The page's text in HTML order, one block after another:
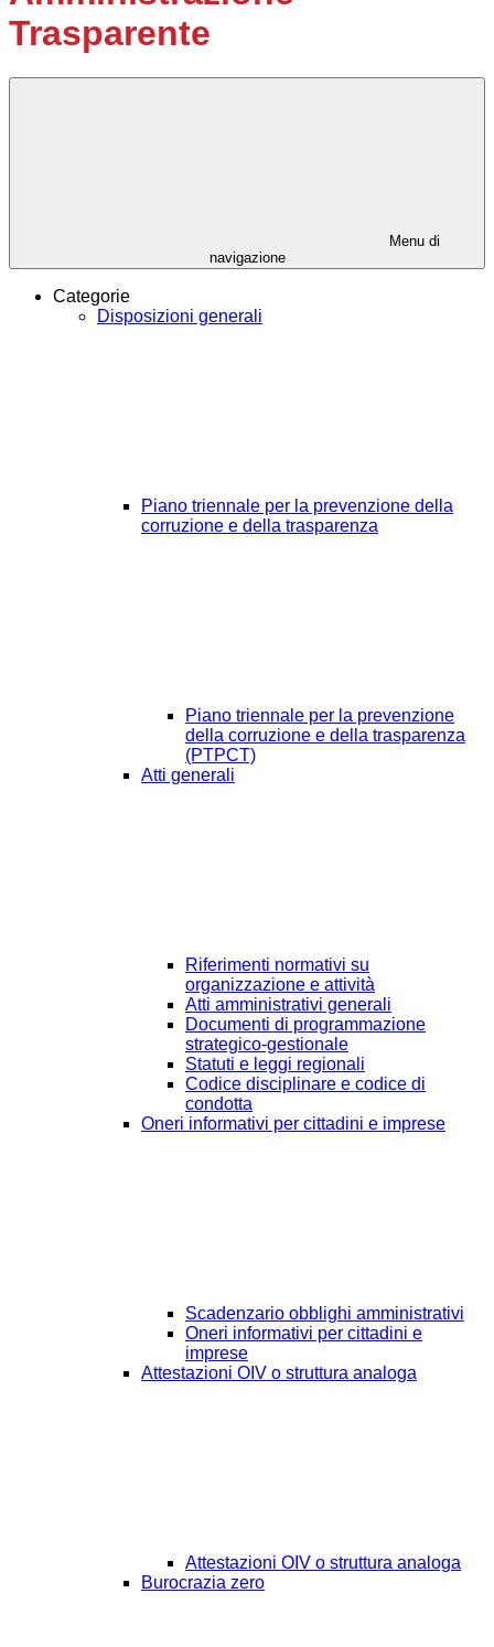
Trasparente
Menu di
navigazione
Categorie
Disposizioni generali
Piano triennale per la prevenzione della
corruzione e della trasparenza
Piano triennale per la prevenzione
della corruzione e della trasparenza
(PTPCT)
Atti generali
Riferimenti normativi su
organizzazione e attività
Atti amministrativi generali
Documenti di programmazione
strategico-gestionale
Statuti e leggi regionali
Codice disciplinare e codice di
condotta
Oneri informativi per cittadini e imprese
Scadenzario obblighi amministrativi
Oneri informativi per cittadini e
imprese
Attestazioni OIV o struttura analoga
Attestazioni OIV o struttura analoga
Burocrazia zero